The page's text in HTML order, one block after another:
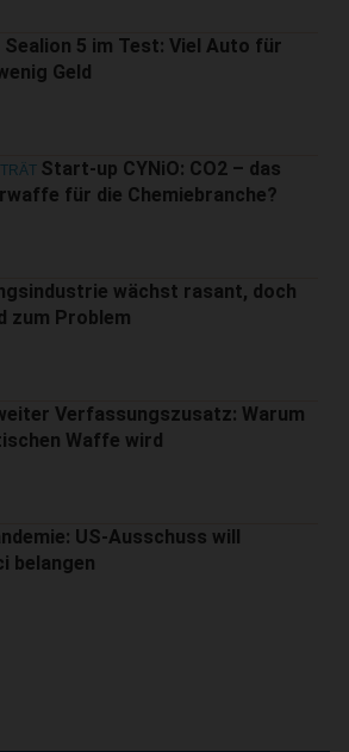
Sealion 5 im Test: Viel Auto für
Geld
Start-up CYNiO: CO2 – das
für die Chemiebranche?
wächst rasant, doch
zum Problem
Verfassungszusatz: Warum
Waffe wird
US-Ausschuss will
belangen